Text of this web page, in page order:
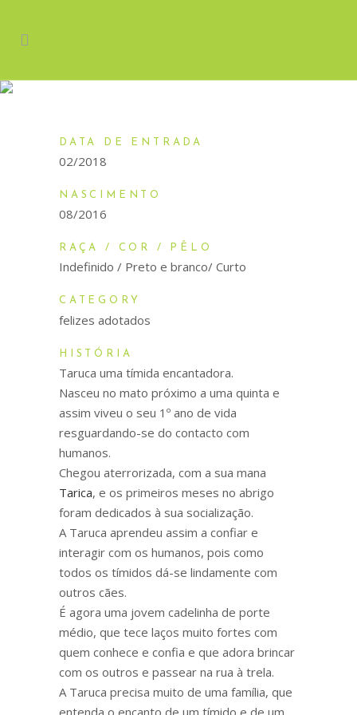
DATA DE ENTRADA
02/2018
NASCIMENTO
08/2016
RAÇA / COR / PÊLO
Indefinido / Preto e branco/ Curto
CATEGORY
felizes adotados
HISTÓRIA
Taruca uma tímida encantadora.
Nasceu no mato próximo a uma quinta e
assim viveu o seu 1º ano de vida
resguardando-se do contacto com
humanos.
Chegou aterrorizada, com a sua mana
Tarica, e os primeiros meses no abrigo
foram dedicados à sua socialização.
A Taruca aprendeu assim a confiar e
interagir com os humanos, pois como
todos os tímidos dá-se lindamente com
outros cães.
É agora uma jovem cadelinha de porte
médio, que tece laços muito fortes com
quem conhece e confia e que adora brincar
com os outros e passear na rua à trela.
A Taruca precisa muito de uma família, que
entenda o encanto de um tímido e de um